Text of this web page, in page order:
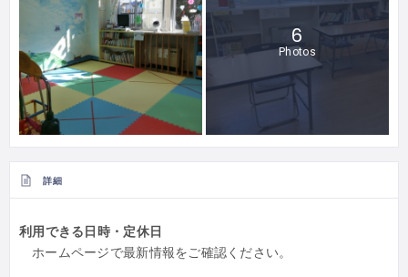
6
Photos
詳細
利用できる日時・定休日
ホームページで最新情報をご確認ください。